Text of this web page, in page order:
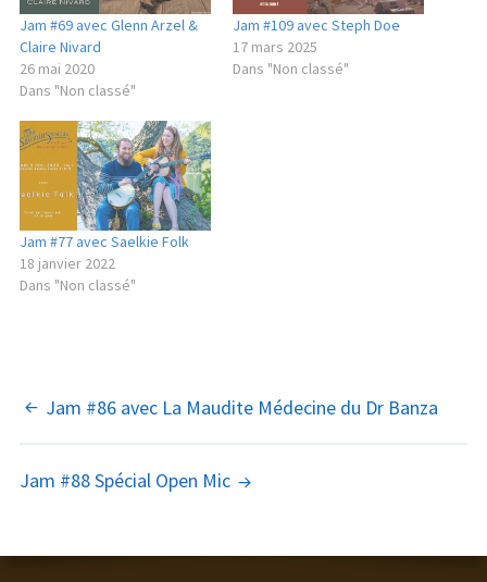
Jam #69 avec Glenn Arzel &
Claire Nivard
26 mai 2020
Dans "Non classé"
Jam #109 avec Steph Doe
17 mars 2025
Dans "Non classé"
Jam #77 avec Saelkie Folk
18 janvier 2022
Dans "Non classé"
NAVIGATION
DES
ARTICLES
Jam #86 avec La Maudite Médecine du Dr Banza
Jam #88 Spécial Open Mic